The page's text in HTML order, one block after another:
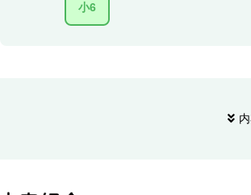
小6